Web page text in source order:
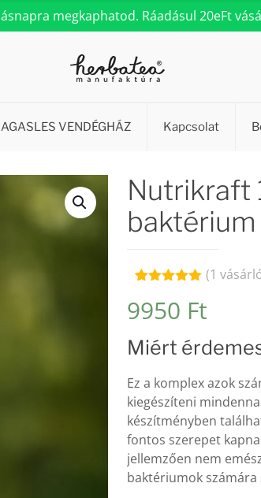
megkaphatod. Ráadásul 20eFt
VENDÉGHÁZ Kapcsolat
Nutrikraft
5.00az 5-
ből,
alapján
(1
9950 Ft
Miért
Ez a komplex azok
kiegészíteni
készítményben
fontos szerepet
jellemzően nem
baktériumok